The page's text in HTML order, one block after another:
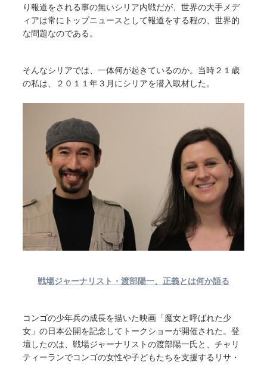
り報道をされる事の無いシリア内戦だが、世界の大手メデ
ィアは常にトップニュースとして報道をする程の、世界的
な問題なのである。
そんなシリアでは、一体何が起きているのか。当時２１歳
の私は、２０１１年３月にシリアを潜入取材した。
戦場ジャーナリスト・渡部陽一、正義とは何か語る
コンゴの少年兵の成長を描いた映画「魔女と呼ばれた少
女」の日本公開を記念してトークショーが開催された。登
壇したのは、戦場ジャーナリストの渡部陽一氏と、チャリ
ティーランでコンゴの女性や子どもたちを支援するリサ・